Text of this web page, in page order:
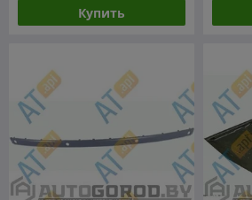
Купить